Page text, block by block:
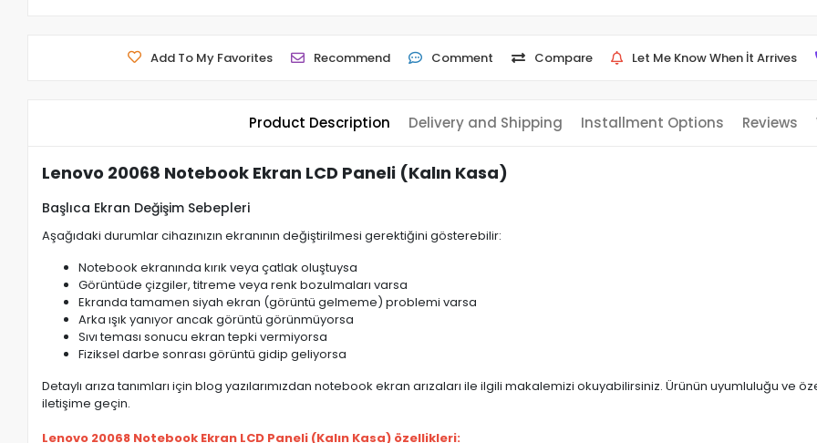
Add To My Favorites Recommend Comment Compare Let Me Know When İt Arrives
Product Description Delivery and Shipping Installment Options Reviews
Lenovo 20068 Notebook Ekran LCD Paneli (Kalın Kasa)
Başlıca Ekran Değişim Sebepleri
Aşağıdaki durumlar cihazınızın ekranının değiştirilmesi gerektiğini gösterebilir:
Notebook ekranında kırık veya çatlak oluştuysa
Görüntüde çizgiler, titreme veya renk bozulmaları varsa
Ekranda tamamen siyah ekran (görüntü gelmeme) problemi varsa
Arka ışık yanıyor ancak görüntü görünmüyorsa
Sıvı teması sonucu ekran tepki vermiyorsa
Fiziksel darbe sonrası görüntü gidip geliyorsa
Detaylı arıza tanımları için blog yazılarımızdan notebook ekran arızaları ile ilgili makalemizi okuyabilirsiniz. Ürünün uyumluluğu
iletişime geçin.
Lenovo 20068 Notebook Ekran LCD Paneli (Kalın Kasa) özellikleri: